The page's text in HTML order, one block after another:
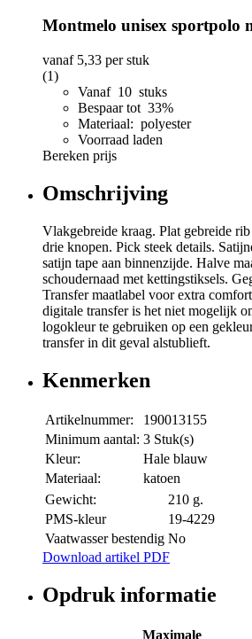
Montmelo unisex sportpolo
vanaf 5,33 per stuk
(1)
Vanaf 10 stuks
Bespaar tot 33%
Materiaal: polyester
Voorraad laden
Bereken prijs
Omschrijving
Vlakgebreide kraag. Plat gebreide
drie knopen. Pick steek details.
satijn tape aan binnenzijde. Halve
schoudernaad met kettingstiksels.
Transfer maatlabel voor extra
digitale transfer is het niet mogelijk
logokleur te gebruiken op een
transfer in dit geval alstublieft.
Kenmerken
Artikelnummer:
190013155
Minimum aantal: 3 Stuk(s)
Kleur:
Hale blauw
Materiaal:
katoen
Gewicht:
210 g.
PMS-kleur
19-4229
Vaatwasser bestendig No
Download artikel PDF
Opdruk informatie
Maximale